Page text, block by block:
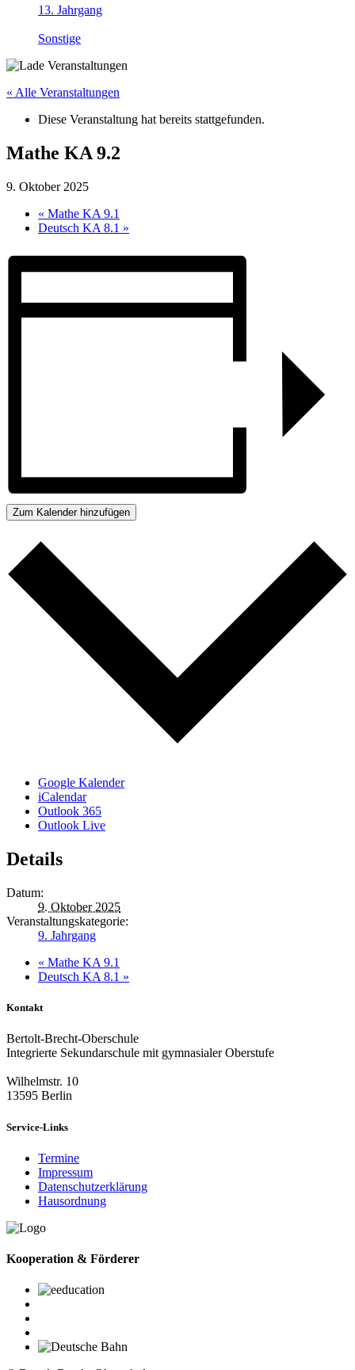
13. Jahrgang
Sonstige
« Alle Veranstaltungen
Diese Veranstaltung hat bereits stattgefunden.
Mathe KA 9.2
9. Oktober 2025
« Mathe KA 9.1
Deutsch KA 8.1 »
Zum Kalender hinzufügen
Google Kalender
iCalendar
Outlook 365
Outlook Live
Details
Datum:
9. Oktober 2025
Veranstaltungskategorie:
9. Jahrgang
« Mathe KA 9.1
Deutsch KA 8.1 »
Kontakt
Bertolt-Brecht-Oberschule
Integrierte Sekundarschule mit gymnasialer Oberstufe
Wilhelmstr. 10
13595 Berlin
Service-Links
Termine
Impressum
Datenschutzerklärung
Hausordnung
Kooperation & Förderer